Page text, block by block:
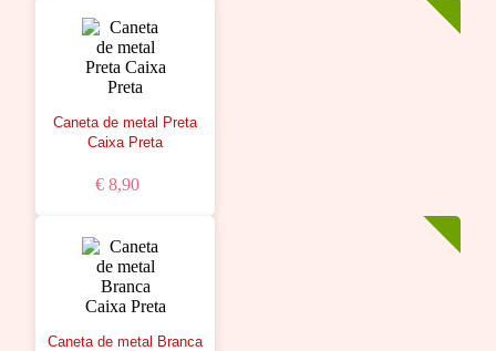
Caneta de metal Preta
Caixa Preta
€ 8,90
Caneta de metal Branca